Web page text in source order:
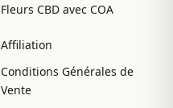
Fleurs CBD avec COA
Affiliation
Conditions Générales de
Vente